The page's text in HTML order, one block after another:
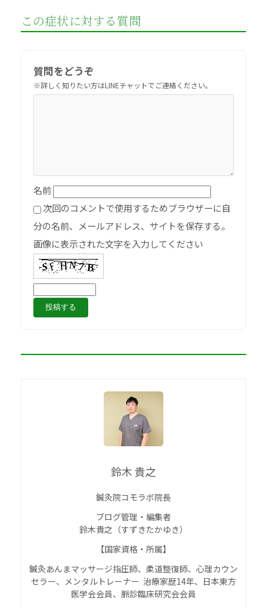
この症状に対する質問
質問をどうぞ
名前
次回のコメントで使用するためブラウザーに自
分の名前、メールアドレス、サイトを保存する。
画像に表示された文字を入力してください
鈴木 貴之
鍼灸院コモラボ院長
ブログ管理・編集者
鈴木貴之（すずきたかゆき）
【国家資格・所属】
鍼灸あんまマッサージ指圧師、柔道整復師、心理カウン
セラー、メンタルトレーナー 治療家歴14年、日本東方
医学会会員、脈診臨床研究会会員